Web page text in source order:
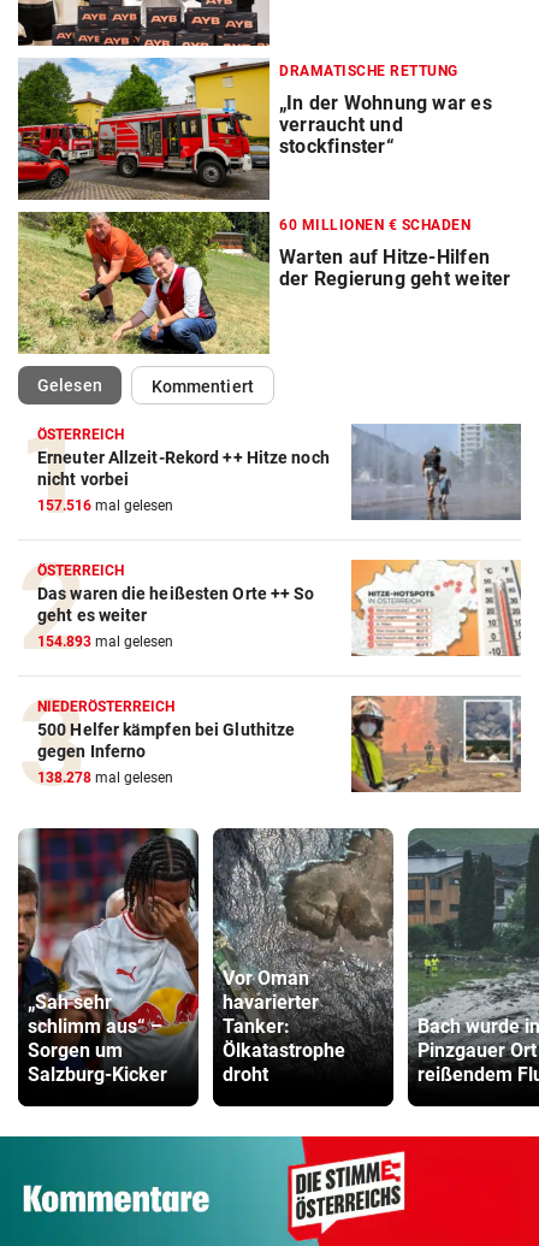
DRAMATISCHE RETTUNG
„In der Wohnung war es
verraucht und
stockfinster“
60 MILLIONEN € SCHADEN
Warten auf Hitze-Hilfen
der Regierung geht weiter
Gelesen(ausgewählt)Kommentiert
ÖSTERREICH
Erneuter Allzeit-Rekord ++ Hitze noch
nicht vorbei
157.516 mal gelesen
ÖSTERREICH
Das waren die heißesten Orte ++ So
geht es weiter
154.893 mal gelesen
NIEDERÖSTERREICH
500 Helfer kämpfen bei Gluthitze
gegen Inferno
138.278 mal gelesen
„Sah sehr
schlimm aus“ –
Sorgen um
Salzburg-Kicker
Vor Oman
havarierter
Tanker:
Ölkatastrophe
droht
Bach wurde in
Pinzgauer
reißendem